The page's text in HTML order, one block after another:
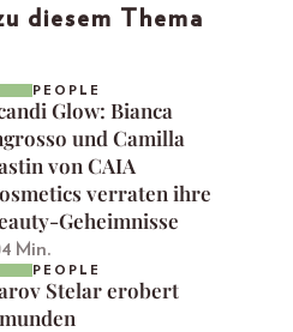
diesem Thema
PEOPLE
Glow: Bianca
und Camilla
von CAIA
verraten ihre
Geheimnisse
4 Min.
PEOPLE
Stelar erobert